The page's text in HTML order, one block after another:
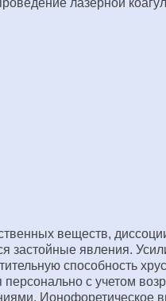
лазерной
веществ,
застойные явления.
способность
с учетом
Ионофоретическое